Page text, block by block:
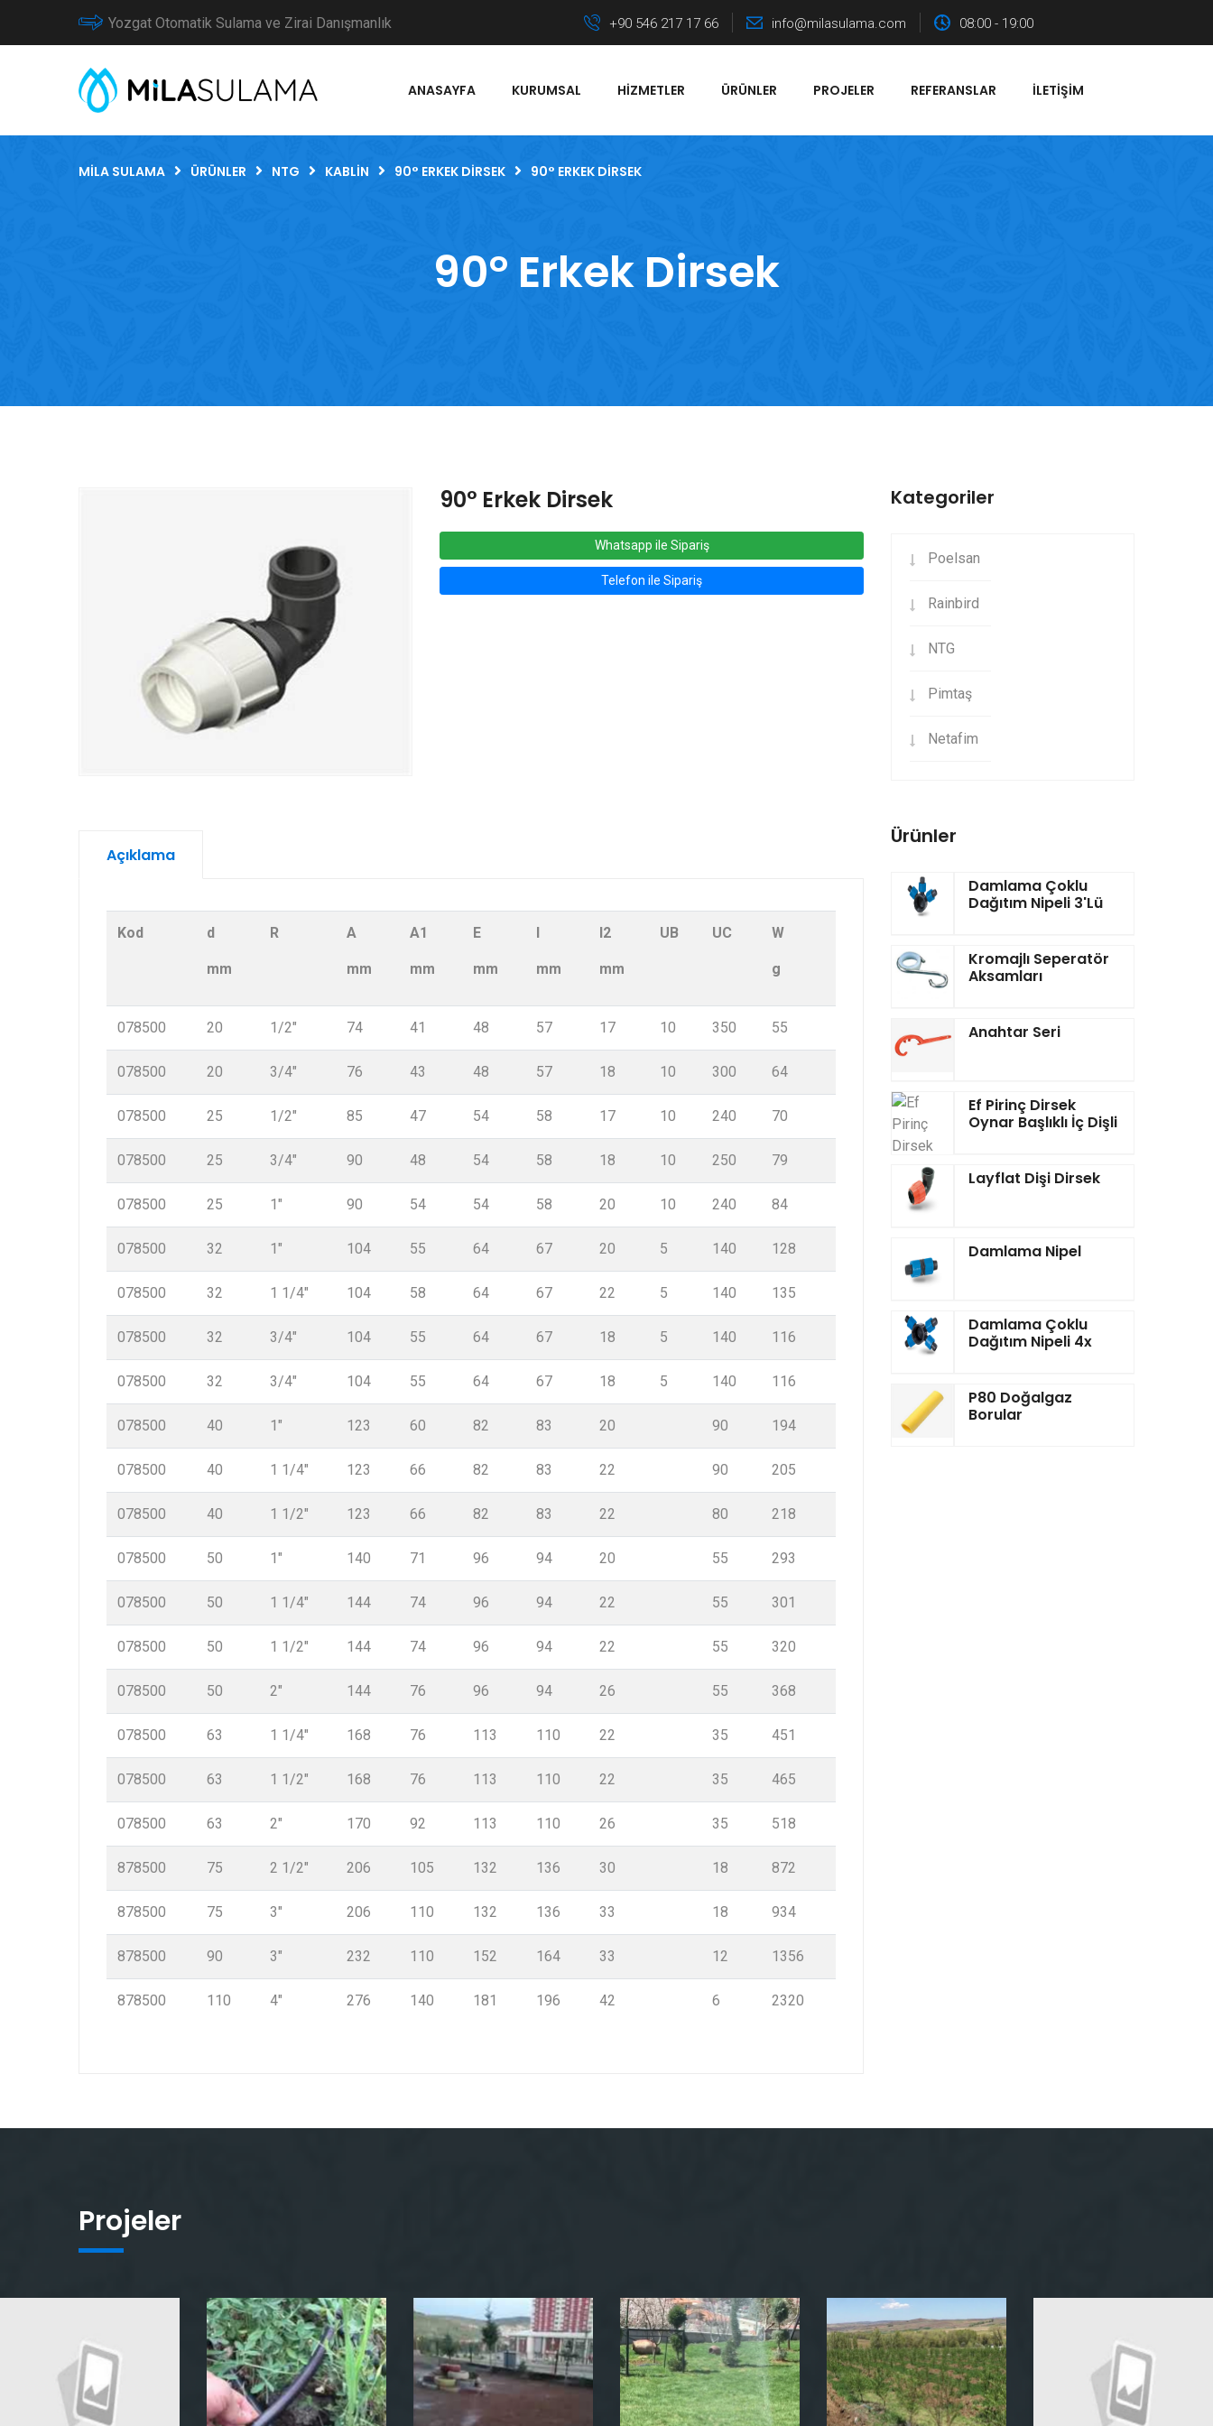
Yozgat Otomatik Sulama ve Zirai Danışmanlık +90 546 217 17 66 info@milasulama.com 08:00 - 19:00
ANASAYFA KURUMSAL HIZMETLER ÜRÜNLER PROJELER REFERANSLAR İLETIŞIM
MILA SULAMA ÜRÜNLER NTG KABLIN 90° ERKEK DIRSEK 90° ERKEK DIRSEK
90° Erkek Dirsek
90° Erkek Dirsek
Whatsapp ile Sipariş
Telefon ile Sipariş
Açıklama
Kod d
mm
R A
mm
A1
mm
E
mm mm
l2
mm
UB UC W
g
078500 20 1/2″ 74 41 48 57 17 10 350 55
078500 20 3/4″ 76 43 48 57 18 10 300 64
078500 25 1/2″ 85 47 54 58 17 10 240 70
078500 25 3/4″ 90 48 54 58 18 10 250 79
078500 25 1″ 90 54 54 58 20 10 240 84
078500 32 1″ 104 55 64 67 20 5 140 128
078500 32 1 1/4″ 104 58 64 67 22 5 140 135
078500 32 3/4″ 104 55 64 67 18 5 140 116
078500 32 3/4″ 104 55 64 67 18 5 140 116
078500 40 1″ 123 60 82 83 20 90 194
078500 40 1 1/4″ 123 66 82 83 22 90 205
078500 40 1 1/2″ 123 66 82 83 22 80 218
078500 50 1″ 140 71 96 94 20 55 293
078500 50 1 1/4″ 144 74 96 94 22 55 301
078500 50 1 1/2″ 144 74 96 94 22 55 320
078500 50 2″ 144 76 96 94 26 55 368
078500 63 1 1/4″ 168 76 113 110 22 35 451
078500 63 1 1/2″ 168 76 113 110 22 35 465
078500 63 2″ 170 92 113 110 26 35 518
878500 75 2 1/2″ 206 105 132 136 30 18 872
878500 75 3″ 206 110 132 136 33 18 934
878500 90 3″ 232 110 152 164 33 12 1356
878500 110 4″ 276 140 181 196 42 6 2320
Kategoriler
Poelsan
Rainbird
NTG
Pimtaş
Netafim
Ürünler
Damlama Çoklu
Dağıtım Nipeli 3'lü
Kromajlı Seperatör
Aksamları
Anahtar Seri
Ef Pirinç Dirsek
Oynar Başlıklı İç Dişli
Layflat Dişi Dirsek
Damlama Nipel
Damlama Çoklu
Dağıtım Nipeli 4x
P80 Doğalgaz
Borular
Projeler